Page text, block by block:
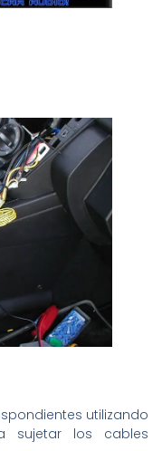
utilizando
sujetar los cables